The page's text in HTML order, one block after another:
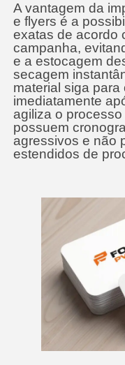
A vantagem da
e flyers é a
exatas de acordo
campanha,
e a estocagem
secagem
material siga
imediatamente
agiliza o
possuem
agressivos e não
estendidos de